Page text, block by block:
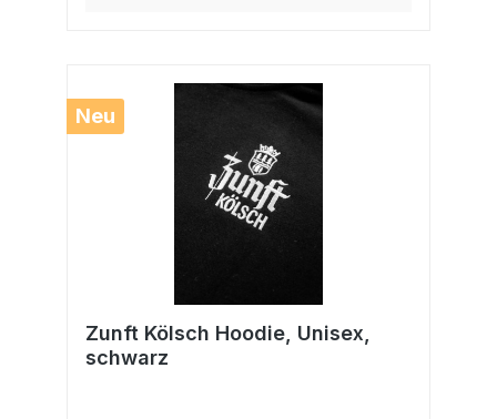
Neu
Zunft Kölsch Hoodie, Unisex,
schwarz